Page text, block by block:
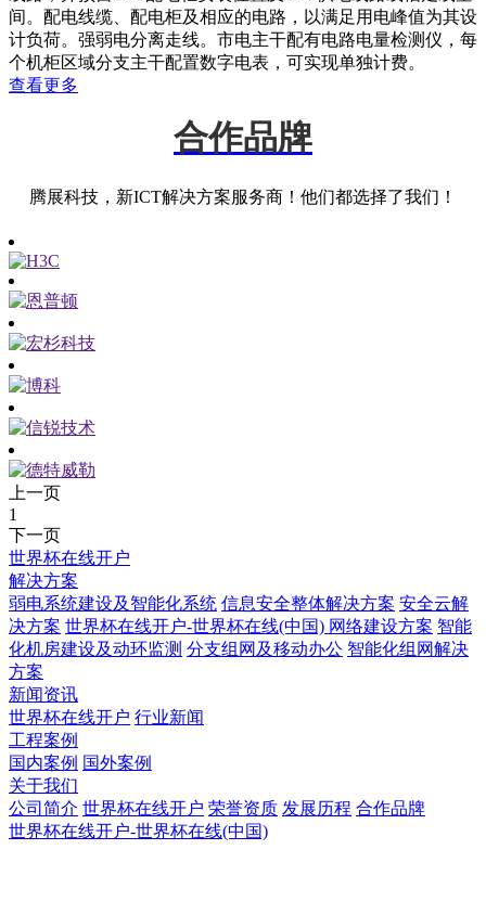
间。配电线缆、配电柜及相应的电路，以满足用电峰值为其设
计负荷。强弱电分离走线。市电主干配有电路电量检测仪，每
个机柜区域分支主干配置数字电表，可实现单独计费。
查看更多
合作品牌
腾展科技，新ICT解决方案服务商！他们都选择了我们！
上一页
1
下一页
世界杯在线开户
解决方案
弱电系统建设及智能化系统 信息安全整体解决方案 安全云解
决方案 世界杯在线开户-世界杯在线(中国) 网络建设方案 智能
化机房建设及动环监测 分支组网及移动办公 智能化组网解决
方案
新闻资讯
世界杯在线开户 行业新闻
工程案例
国内案例 国外案例
关于我们
公司简介 世界杯在线开户 荣誉资质 发展历程 合作品牌
世界杯在线开户-世界杯在线(中国)